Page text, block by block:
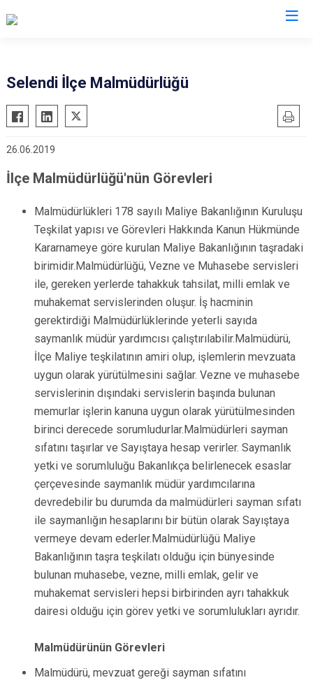
Ahmetli
Akhisar
Alaşehir
Demirci
Gördes
Kırkağaç
Köprübaşı
Selendi
Turgutlu
Şehzadeler
Yunusemre
Selendi İlçe Malmüdürlüğü
26.06.2019
İlçe Malmüdürlüğü'nün Görevleri
Malmüdürlükleri 178 sayılı Maliye Bakanlığının Kuruluşu
Teşkilat yapısı ve Görevleri Hakkında Kanun Hükmünde
Kararnameye göre kurulan Maliye Bakanlığının taşradaki
birimidir.Malmüdürlüğü, Vezne ve Muhasebe servisleri
ile, gereken yerlerde tahakkuk tahsilat, milli emlak ve
muhakemat servislerinden oluşur. İş hacminin
gerektirdiği Malmüdürlüklerinde yeterli sayıda
saymanlık müdür yardımcısı çalıştırılabilir.Malmüdürü,
İlçe Maliye teşkilatının amiri olup, işlemlerin mevzuata
uygun olarak yürütülmesini sağlar. Vezne ve muhasebe
servislerinin dışındaki servislerin başında bulunan
memurlar işlerin kanuna uygun olarak yürütülmesinden
birinci derecede sorumludurlar.Malmüdürleri sayman
sıfatını taşırlar ve Sayıştaya hesap verirler. Saymanlık
yetki ve sorumluluğu Bakanlıkça belirlenecek esaslar
çerçevesinde saymanlık müdür yardımcılarına
devredebilir bu durumda da malmüdürleri sayman sıfatı
ile saymanlığın hesaplarını bir bütün olarak Sayıştaya
vermeye devam ederler.Malmüdürlüğü Maliye
Bakanlığının taşra teşkilatı olduğu için bünyesinde
bulunan muhasebe, vezne, milli emlak, gelir ve
muhakemat servisleri hepsi birbirinden ayrı tahakkuk
dairesi olduğu için görev yetki ve sorumlulukları ayrıdır.
Malmüdürünün Görevleri
Malmüdürü, mevzuat gereği sayman sıfatını